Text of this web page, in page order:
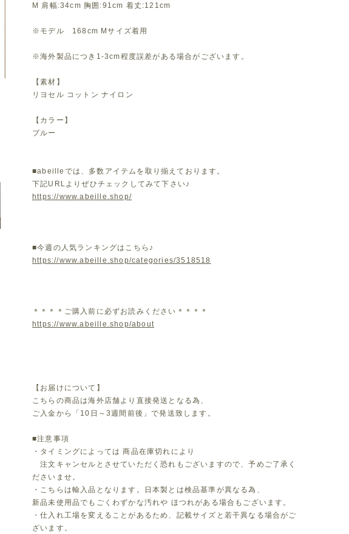
M 肩幅:34cm 胸囲:91cm 着丈:121cm
※モデル 168cm Mサイズ着用
※海外製品につき1-3cm程度誤差がある場合がございます。
【素材】
リヨセル コットン ナイロン
【カラー】
ブルー
■abeilleでは、多数アイテムを取り揃えております。
下記URLよりぜひチェックしてみて下さい♪
https://www.abeille.shop/
■今週の人気ランキングはこちら♪
https://www.abeille.shop/categories/3518518
＊＊＊＊ご購入前に必ずお読みください＊＊＊＊
https://www.abeille.shop/about
【お届けについて】
こちらの商品は海外店舗より直接発送となる為、
ご入金から「10日～3週間前後」で発送致します。
■注意事項
・タイミングによっては 商品在庫切れにより
注文キャンセルとさせていただく恐れもございますので、予めご了承く
ださいませ。
・こちらは輸入品となります。日本製とは検品基準が異なる為、
新品未使用品でもごくわずかな汚れや ほつれがある場合もございます。
・仕入れ工場を変えることがあるため、記載サイズと若干異なる場合がご
ざいます。